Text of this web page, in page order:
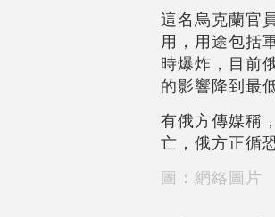
這名烏克蘭官
用，用途包括
時爆炸，目前
的影響降到最
有俄方傳媒稱
亡，俄方正循
圖：網絡圖片